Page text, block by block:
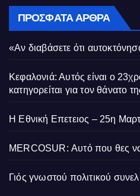
ΠΡΌΣΦΑΤΑ ΆΡΘΡΑ
«Αν διαβάσετε ότι
Κεφαλονιά: Αυτός είναι ο
κατηγορείται για τον θάνατο
Η Εθνική Επετειος – 25η
MERCOSUR: Αυτό που θες να
Γιός γνωστού πολιτικού